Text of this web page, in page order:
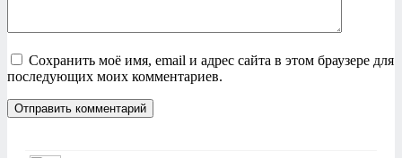
Сохранить моё имя, email и адрес сайта в этом браузере для
последующих моих комментариев.